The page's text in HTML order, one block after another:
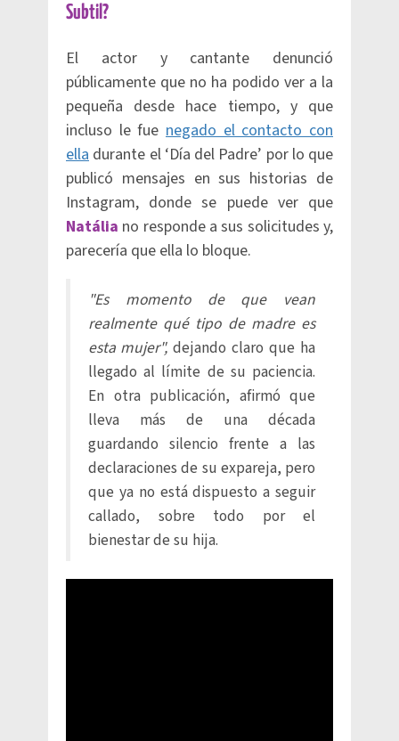
Subtil?
El actor y cantante denunció
públicamente que no ha podido ver a la
pequeña desde hace tiempo, y que
incluso le fue negado el contacto con
ella durante el ‘Día del Padre’ por lo que
publicó mensajes en sus historias de
Instagram, donde se puede ver que
Natália no responde a sus solicitudes y,
parecería que ella lo bloque.
"Es momento de que vean
realmente qué tipo de madre es
esta mujer", dejando claro que ha
llegado al límite de su paciencia.
En otra publicación, afirmó que
lleva más de una década
guardando silencio frente a las
declaraciones de su expareja, pero
que ya no está dispuesto a seguir
callado, sobre todo por el
bienestar de su hija.